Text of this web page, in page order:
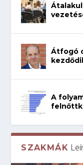
Átfogó
A
SZAKMÁK